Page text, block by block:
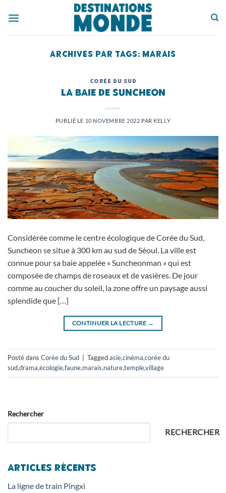
ARCHIVES PAR TAGS: MARAIS
CORÉE DU SUD
La baie de Suncheon
PUBLIÉ LE 10 NOVEMBRE 2022 PAR KELLY
Considérée comme le centre écologique de Corée du Sud,
Suncheon se situe à 300 km au sud de Séoul. La ville est
connue pour sa baie appelée « Suncheonman » qui est
composée de champs de roseaux et de vasières. De jour
comme au coucher du soleil, la zone offre un paysage aussi
splendide que […]
CONTINUER LA LECTURE →
Posté dans Corée du Sud Taggedasie,cinéma,corée du
sud,drama,écologie,faune,marais,nature,temple,village
Rechercher
RECHERCHER
Articles récents
La ligne de train Pingxi